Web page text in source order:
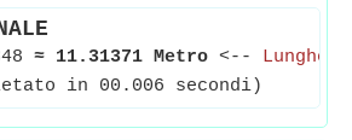
≈ 11.31371 Metro <--
in 00.006 secondi)